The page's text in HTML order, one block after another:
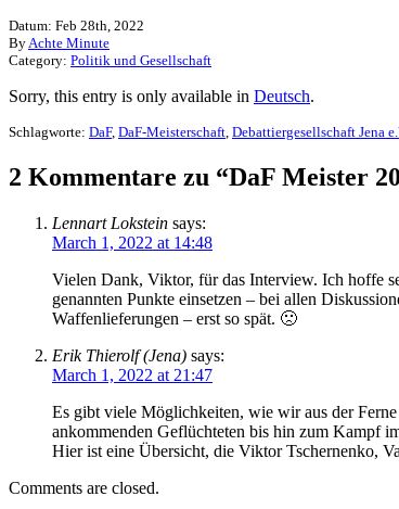
Datum: Feb 28th, 2022
By Achte Minute
Category: Politik und Gesellschaft
Sorry, this entry is only available in Deutsch.
Schlagworte: DaF, DaF-Meisterschaft Debattiergesellschaft Jena
2 Kommentare zu “DaF Meister
Lennart Lokstein says:
March 1, 2022 at 14:48
Vielen Dank, Viktor, für das Interview. Ich hoffe
genannten Punkte einsetzen – bei allen
Waffenlieferungen – erst so spät. 🙁
Erik Thierolf (Jena) says:
March 1, 2022 at 21:47
Es gibt viele Möglichkeiten, wie wir aus der
ankommenden Geflüchteten bis hin zum Kampf
Hier ist eine Übersicht, die Viktor Tschernenko,
Comments are closed.